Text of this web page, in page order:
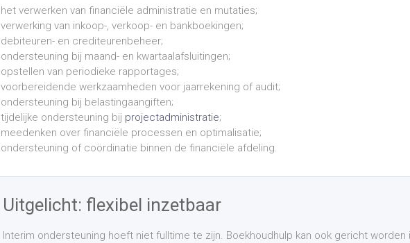
het verwerken van financiële administratie en mutaties;
verwerking van inkoop-, verkoop- en bankboekingen;
debiteuren- en crediteurenbeheer;
ondersteuning bij maand- en kwartaalafsluitingen;
opstellen van periodieke rapportages;
voorbereidende werkzaamheden voor jaarrekening of audit;
ondersteuning bij belastingaangiften;
tijdelijke ondersteuning bij projectadministratie;
meedenken over financiële processen en optimalisatie;
ondersteuning of coördinatie binnen de financiële afdeling.
Uitgelicht: flexibel inzetbaar
Interim ondersteuning hoeft niet fulltime te zijn. Boekhoudhulp kan ook gericht worden